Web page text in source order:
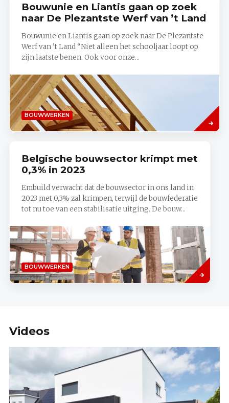
Bouwunie en Liantis gaan op zoek
naar De Plezantste Werf van ’t Land
Bouwunie en Liantis gaan op zoek naar De Plezantste
Werf van ’t Land “Niet alleen het schooljaar loopt op
zijn laatste benen. Ook voor onze...
BOUWWERKEN
meer
Belgische bouwsector krimpt met
0,3% in 2023
Embuild verwacht dat de bouwsector in ons land in
2023 met 0,3% zal krimpen, terwijl de bouwfederatie
tot nu toe van een stabilisatie uitging. De bouw...
BOUWWERKEN
Lees
meer
Videos